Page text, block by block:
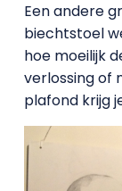
Een andere
biechtstoel
hoe moeilijk
verlossing of
plafond krijg